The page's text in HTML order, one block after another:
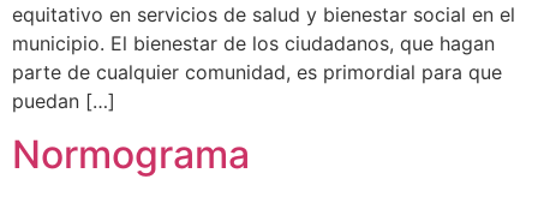
equitativo en servicios de salud y bienestar social en el
municipio. El bienestar de los ciudadanos, que hagan
parte de cualquier comunidad, es primordial para que
puedan […]
Normograma